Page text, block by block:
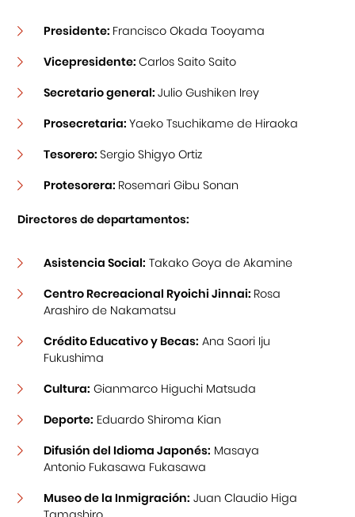
Presidente: Francisco Okada Tooyama
Vicepresidente: Carlos Saito Saito
Secretario general: Julio Gushiken Irey
Prosecretaria: Yaeko Tsuchikame de Hiraoka
Tesorero: Sergio Shigyo Ortiz
Protesorera: Rosemari Gibu Sonan
Directores de departamentos:
Asistencia Social: Takako Goya de Akamine
Centro Recreacional Ryoichi Jinnai: Rosa
Arashiro de Nakamatsu
Crédito Educativo y Becas: Ana Saori Iju
Fukushima
Cultura: Gianmarco Higuchi Matsuda
Deporte: Eduardo Shiroma Kian
Difusión del Idioma Japonés: Masaya
Antonio Fukasawa Fukasawa
Museo de la Inmigración: Juan Claudio Higa